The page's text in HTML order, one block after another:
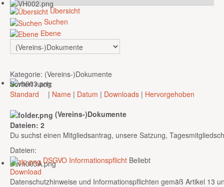
Übersicht
Suchen
Ebene
Kategorie: (Vereins-)Dokumente
Sortiert nach:
Standard
| Name | Datum | Downloads | Hervorgehoben
(Vereins-)Dokumente
Dateien: 2
Du suchst einen Mitgliedsantrag, unsere Satzung,
Dateien:
DSGVO Informationspflicht Beliebt
Download
Datenschutzhinweise und Informationspflichten gemäß Artikel 13